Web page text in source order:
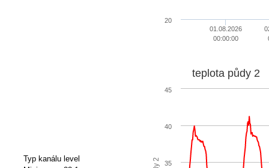
01.08.2026
00:00:00
20
Typ kanálu level
teplota půdy 2
35
40
45